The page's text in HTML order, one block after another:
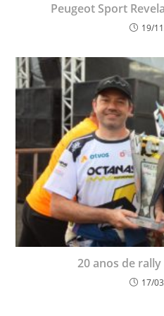
Peugeot Sport
19/
20 anos de
17/